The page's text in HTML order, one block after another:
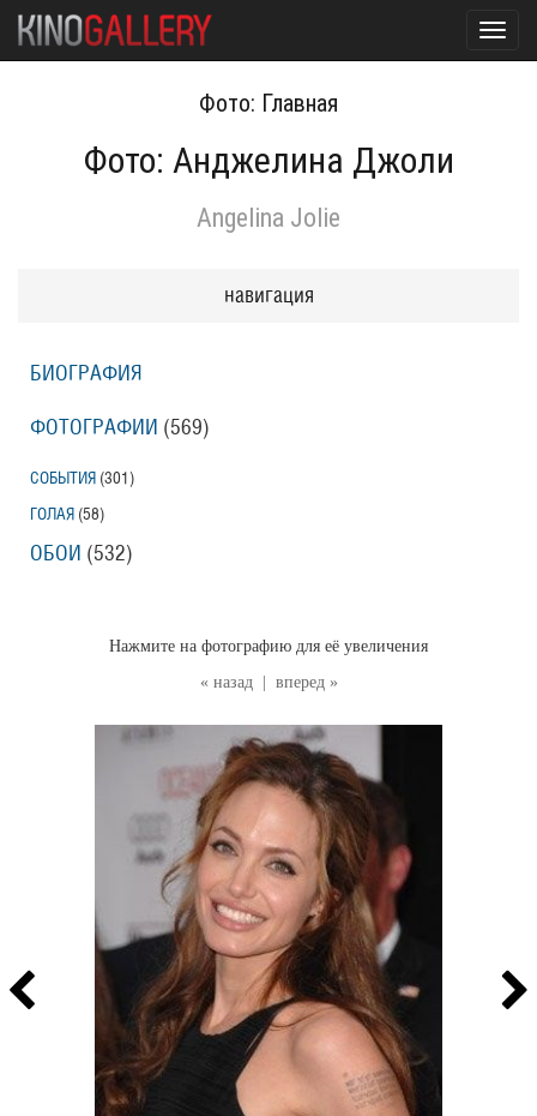
Фото: Главная
Фото: Анджелина Джоли
Angelina Jolie
« назад вперед »
Нажмите на фотографию для её увеличения
навигация
БИОГРАФИЯ
ФОТОГРАФИИ (569)
СОБЫТИЯ (301 )
ГОЛАЯ (58)
ОБОИ (532)